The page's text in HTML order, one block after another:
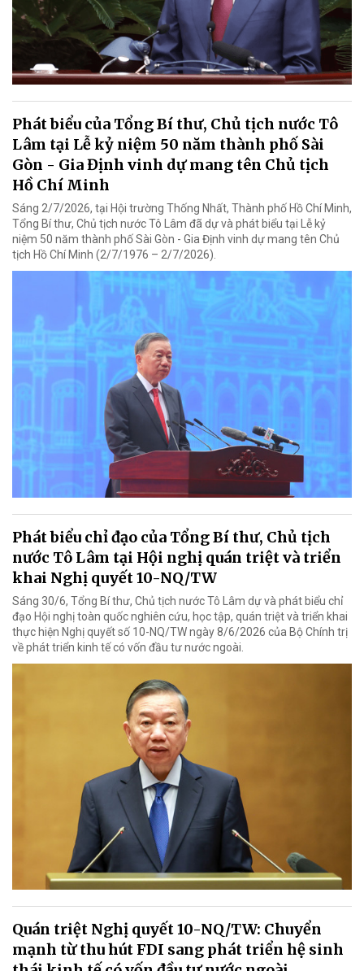
Phát biểu của Tổng Bí thư, Chủ tịch nước Tô
Lâm tại Lễ kỷ niệm 50 năm thành phố Sài
Gòn - Gia Định vinh dự mang tên Chủ tịch
Hồ Chí Minh
Sáng 2/7/2026, tại Hội trường Thống Nhất, Thành phố Hồ Chí Minh,
Tổng Bí thư, Chủ tịch nước Tô Lâm đã dự và phát biểu tại Lễ kỷ
niệm 50 năm thành phố Sài Gòn - Gia Định vinh dự mang tên Chủ
tịch Hồ Chí Minh (2/7/1976 – 2/7/2026).
Phát biểu chỉ đạo của Tổng Bí thư, Chủ tịch
nước Tô Lâm tại Hội nghị quán triệt và triển
khai Nghị quyết 10-NQ/TW
Sáng 30/6, Tổng Bí thư, Chủ tịch nước Tô Lâm dự và phát biểu chỉ
đạo Hội nghị toàn quốc nghiên cứu, học tập, quán triệt và triển khai
thực hiện Nghị quyết số 10-NQ/TW ngày 8/6/2026 của Bộ Chính trị
về phát triển kinh tế có vốn đầu tư nước ngoài.
Quán triệt Nghị quyết 10-NQ/TW: Chuyển
mạnh từ thu hút FDI sang phát triển hệ sinh